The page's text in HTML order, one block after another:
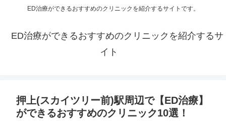
ED治療ができるおすすめのクリニックを紹介するサイトです。
ED治療ができるおすすめのクリニックを紹介するサ
イト
押上(スカイツリー前)駅周辺で【ED治療】
ができるおすすめのクリニック10選！